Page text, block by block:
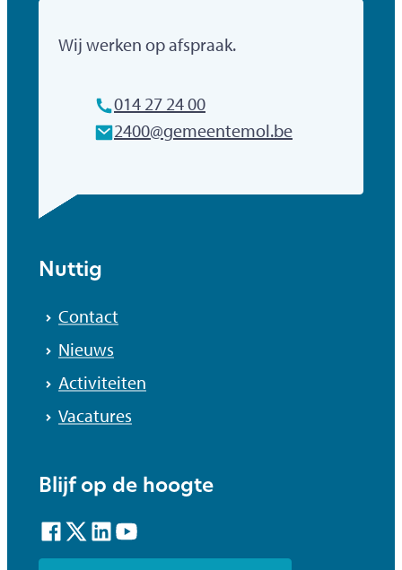
Gemeente Mol
Wij werken op afspraak.
014 27 24 00
E-mailadres
2400@gemeentemol.be
Nuttig
Contact
Nieuws
Activiteiten
Vacatures
Blijf op de hoogte
Facebook
TwitterLinkedInYouTube